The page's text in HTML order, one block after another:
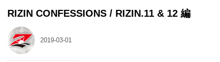
RIZIN CONFESSIONS / RIZIN.11 & 12 編
2019-03-01